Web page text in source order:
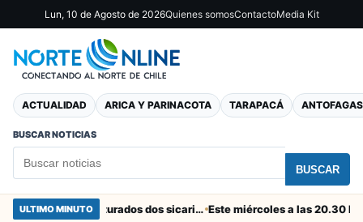
Lun, 10 de Agosto de 2026Quienes somosContactoMedia Kit
ACTUALIDAD ARICA Y PARINACOTA TARAPACÁ
BUSCAR NOTICIAS
BUSCAR
ULTIMO MINUTO En el “colador” de Cuya fueron capturados dos sicarios colombianos